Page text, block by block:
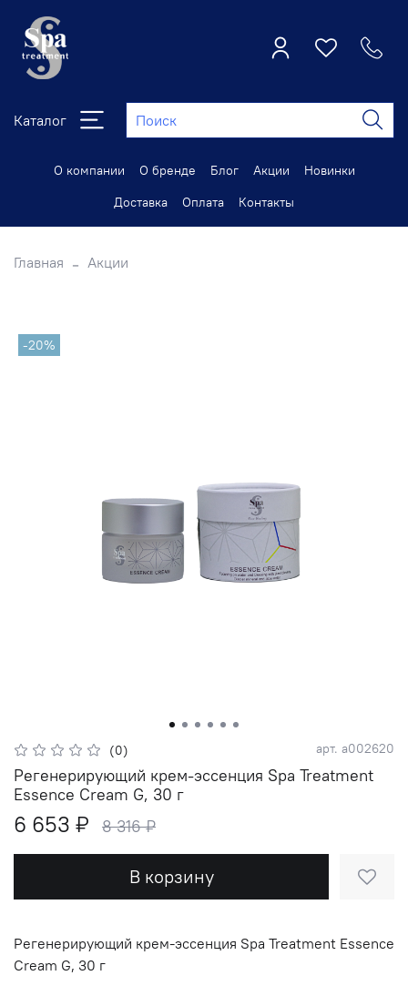
Каталог
О компании О бренде Блог Акции
Новинки
Доставка
Оплата Контакты
Главная Акции
-20%
(0) арт. а002620
Регенерирующий крем-эссенция Spa Treatment
Essence Cream G, 30 г
6 653 ₽ 8 316 ₽
В корзину
Регенерирующий крем-эссенция Spa Treatment Essence
Cream G, 30 г